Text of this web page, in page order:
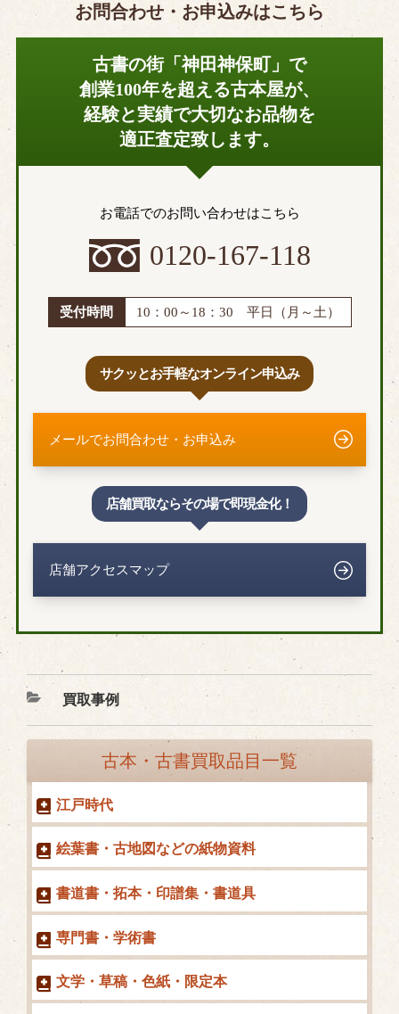
お問合わせ・お申込みはこちら
古書の街「神田神保町」で
創業100年を超える古本屋が、
経験と実績で大切なお品物を
適正査定致します。
お電話でのお問い合わせはこちら
0120-167-118
受付時間 10：00～18：30 平日（月～土）
サクッとお手軽なオンライン申込み
メールでお問合わせ・お申込み
店舗買取ならその場で即現金化！
店舗アクセスマップ
カ
テ
買取事例
古本・古書買取品目一覧
江戸時代
絵葉書・古地図などの紙物資料
書道書・拓本・印譜集・書道具
専門書・学術書
文学・草稿・色紙・限定本